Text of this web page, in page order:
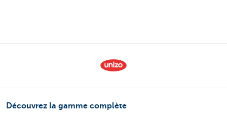
Découvrez la gamme complète